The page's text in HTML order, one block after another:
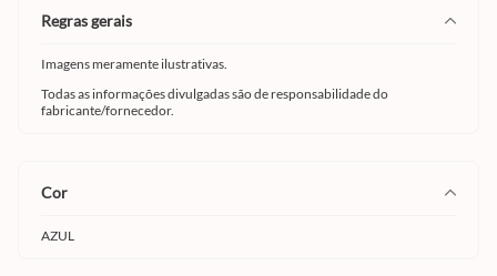
regras gerais
Imagens meramente ilustrativas.
Todas as informações divulgadas são de responsabilidade do
fabricante/fornecedor.
cor
AZUL